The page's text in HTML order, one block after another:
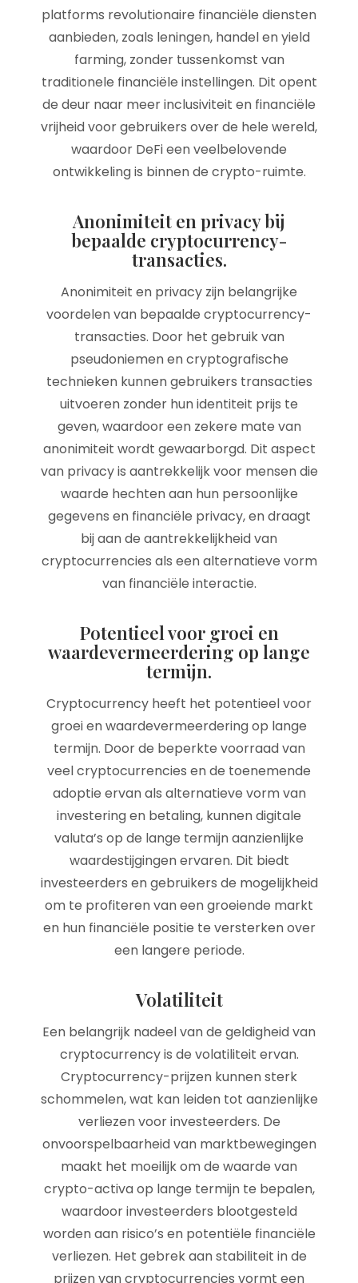
platforms revolutionaire financiële diensten
aanbieden, zoals leningen, handel en yield
farming, zonder tussenkomst van
traditionele financiële instellingen. Dit opent
de deur naar meer inclusiviteit en financiële
vrijheid voor gebruikers over de hele wereld,
waardoor DeFi een veelbelovende
ontwikkeling is binnen de crypto-ruimte.
Anonimiteit en privacy bij
bepaalde cryptocurrency-
transacties.
Anonimiteit en privacy zijn belangrijke
voordelen van bepaalde cryptocurrency-
transacties. Door het gebruik van
pseudoniemen en cryptografische
technieken kunnen gebruikers transacties
uitvoeren zonder hun identiteit prijs te
geven, waardoor een zekere mate van
anonimiteit wordt gewaarborgd. Dit aspect
van privacy is aantrekkelijk voor mensen die
waarde hechten aan hun persoonlijke
gegevens en financiële privacy, en draagt
bij aan de aantrekkelijkheid van
cryptocurrencies als een alternatieve vorm
van financiële interactie.
Potentieel voor groei en
waardevermeerdering op lange
termijn.
Cryptocurrency heeft het potentieel voor
groei en waardevermeerdering op lange
termijn. Door de beperkte voorraad van
veel cryptocurrencies en de toenemende
adoptie ervan als alternatieve vorm van
investering en betaling, kunnen digitale
valuta’s op de lange termijn aanzienlijke
waardestijgingen ervaren. Dit biedt
investeerders en gebruikers de mogelijkheid
om te profiteren van een groeiende markt
en hun financiële positie te versterken over
een langere periode.
Volatiliteit
Een belangrijk nadeel van de geldigheid van
cryptocurrency is de volatiliteit ervan.
Cryptocurrency-prijzen kunnen sterk
schommelen, wat kan leiden tot aanzienlijke
verliezen voor investeerders. De
onvoorspelbaarheid van marktbewegingen
maakt het moeilijk om de waarde van
crypto-activa op lange termijn te bepalen,
waardoor investeerders blootgesteld
worden aan risico’s en potentiële financiële
verliezen. Het gebrek aan stabiliteit in de
prijzen van cryptocurrencies vormt een